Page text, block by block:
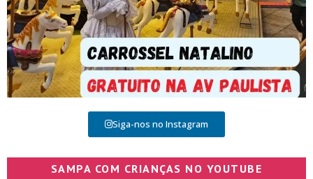
Siga-nos no Instagram
SAMPA COM CRIANÇAS NO YOUTUBE